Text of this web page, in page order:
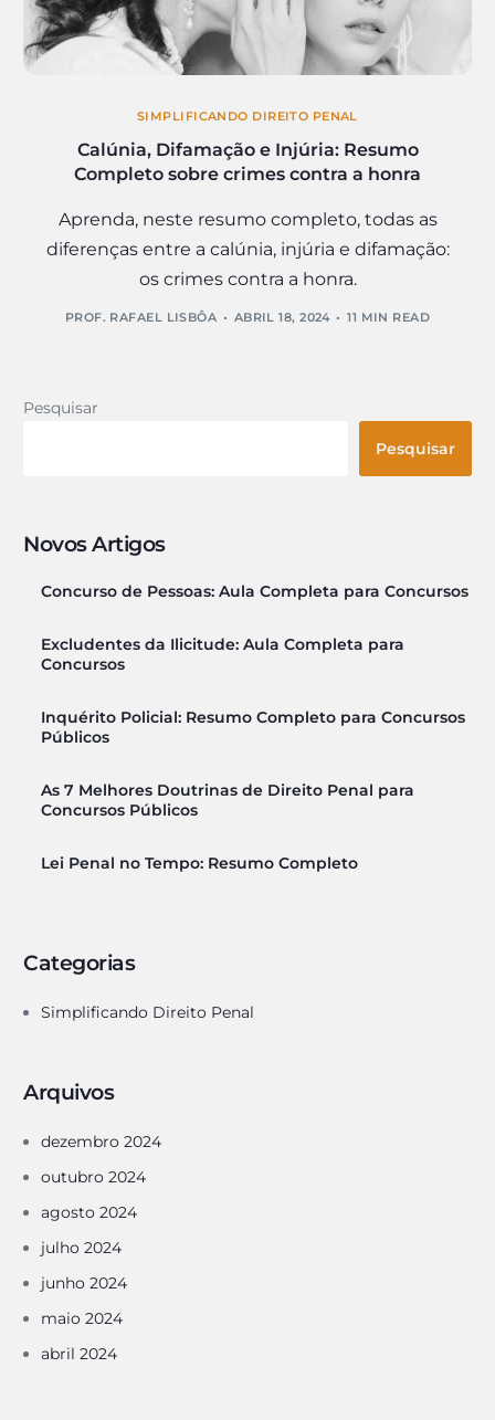
SIMPLIFICANDO DIREITO PENAL
Calúnia, Difamação e Injúria: Resumo
Completo sobre crimes contra a honra
Aprenda, neste resumo completo, todas as
diferenças entre a calúnia, injúria e difamação:
os crimes contra a honra.
PROF. RAFAEL LISBÔA ABRIL 18, 2024 11 MIN READ
Pesquisar
Pesquisar
Novos Artigos
Concurso de Pessoas: Aula Completa para Concursos
Excludentes da Ilicitude: Aula Completa para
Concursos
Inquérito Policial: Resumo Completo para Concursos
Públicos
As 7 Melhores Doutrinas de Direito Penal para
Concursos Públicos
Lei Penal no Tempo: Resumo Completo
Categorias
Simplificando Direito Penal
Arquivos
dezembro 2024
outubro 2024
agosto 2024
julho 2024
junho 2024
maio 2024
abril 2024